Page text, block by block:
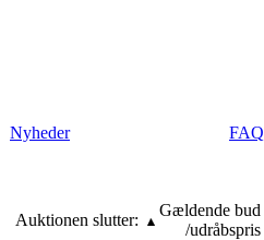
Nyheder
FAQ
Auktionen slutter:
Gældende bud
/udråbspris